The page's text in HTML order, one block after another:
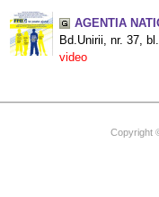
AGENTIA
Bd.Unirii, nr. 37,
video
Copyright